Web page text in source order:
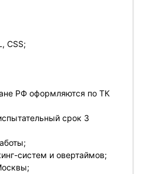
CSS;
РФ оформляются по ТК
срок 3
систем и овертаймов;